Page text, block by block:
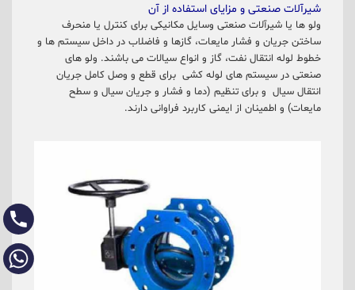
شیرآلات صنعتی و مزایای استفاده از آن
ولو ها يا شیرآلات صنعتی وسایل مکانیکی برای کنترل یا منحرف
ساختن جریان و فشار مایعات، گازها و فاضلاب در داخل سیستم ها و
خطوط لوله انتقال نفت، گاز و انواع سیالات می باشند. ولو های
صنعتی در سیستم های لوله کشی برای قطع و وصل کامل جریان
انتقال سیال و برای تنظیم (دما و فشار و جریان سیال و سطح
مایعات) و اطمینان از ایمنی کاربرد فراوانی دارند.